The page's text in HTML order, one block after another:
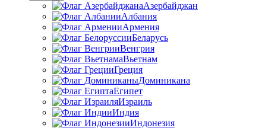
Азербайджан
Албания
Армения
Беларусь
Венгрия
Вьетнам
Греция
Доминикана
Египет
Израиль
Индия
Индонезия